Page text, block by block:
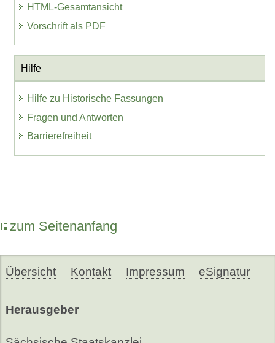
HTML-Gesamtansicht
Vorschrift als PDF
Hilfe
Hilfe zu Historische Fassungen
Fragen und Antworten
Barrierefreiheit
zum Seitenanfang
Übersicht Kontakt Impressum eSignatur
Herausgeber